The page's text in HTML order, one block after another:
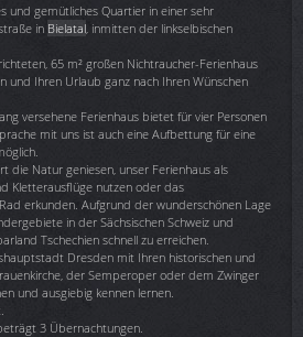
und gemütliches Quartier in einer sehr
in Bielatal , inmitten der linkselbischen
65 m² großen Nichtraucher-Ferienhaus
und Ihren Urlaub ganz nach Ihren Wünschen
versehene Ferienhaus bietet für vier Personen
mit uns ist auch eine Aufbettung für eine
die Natur geniesen, unser Ferienhaus als
Kletterausflüge nutzen oder das
erkunden. Aufgrund der wunderschönen Lage
in der Sächsischen Schweiz und
Tschechien schnell zu erreichen.
Dresden mit Ihren historischen und
der Semperoper oder dem Zwinger
und ausgiebig kennen lernen.
3 Übernachtungen.